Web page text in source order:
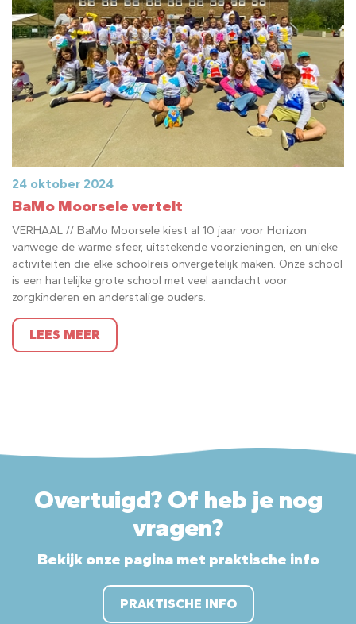
24 oktober 2024
BaMo Moorsele vertelt
VERHAAL // BaMo Moorsele kiest al 10 jaar voor Horizon
vanwege de warme sfeer, uitstekende voorzieningen, en unieke
activiteiten die elke schoolreis onvergetelijk maken. Onze school
is een hartelijke grote school met veel aandacht voor
zorgkinderen en anderstalige ouders.
LEES MEER
Overtuigd? Of heb je nog
vragen?
Bekijk onze pagina met praktische info
PRAKTISCHE INFO